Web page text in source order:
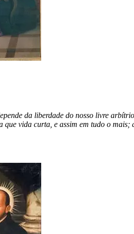
da liberdade do nosso livre
vida curta, e assim em tudo o mais;